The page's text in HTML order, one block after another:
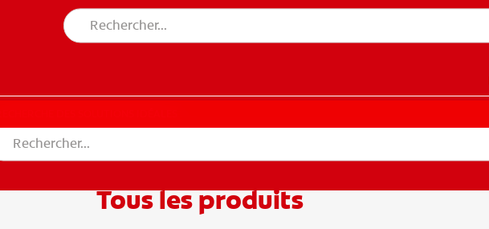
Tous les produits